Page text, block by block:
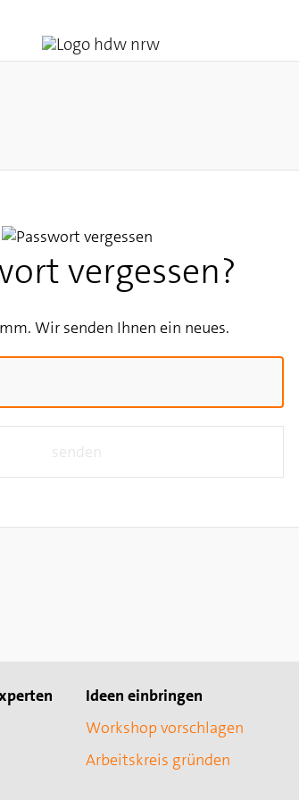
vergessen?
Wir senden Ihnen ein neues.
Ideen einbringen
Workshop vorschlagen
Arbeitskreis gründen